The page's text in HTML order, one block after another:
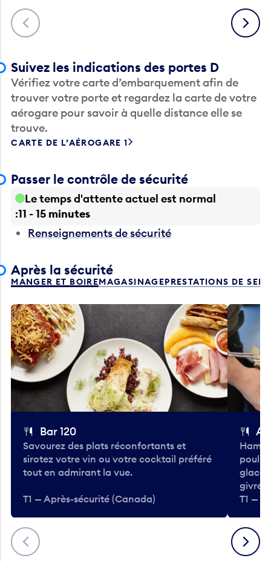
Précédent Suivant
Suivez les indications des portes D
Vérifiez votre carte d’embarquement afin de
trouver votre porte et regardez la carte de votre
aérogare pour savoir à quelle distance elle se
trouve.
CARTE DE L’AÉROGARE 1
Passer le contrôle de sécurité
Le temps d'attente actuel est normal
11 - 15 minutes
Renseignements de sécurité
Après la sécurité
MANGER ET BOIREMAGASINAGEPRESTATIONS DE
Précédent
Bar 120
Savourez des plats réconfortants et
sirotez votre vin ou votre cocktail préféré
tout en admirant la vue.
T1 — Après-sécurité (Canada)
poulet
T1 —
Suivant